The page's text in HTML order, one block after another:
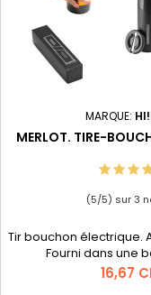
MARQUE:
MERLOT. TIRE-
(5/5) sur3
Tir bouchon électrique.
Fourni dans une
Prix
16,67